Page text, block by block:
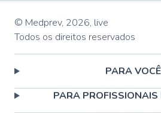
© Medprev, 2026, live
Todos os direitos reservados
PARA VOCÊ
PARA PROFISSIONAIS